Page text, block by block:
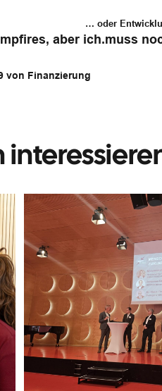
… oder
aber ich.muss
von Finanzierung